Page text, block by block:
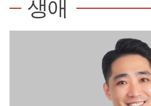
생애